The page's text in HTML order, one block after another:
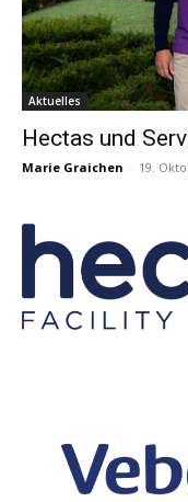
Aktuelles
Hectas und
Marie Graichen - 19.